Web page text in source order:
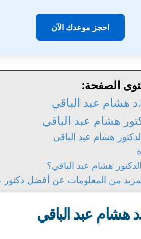
احجز موعدك الآن
الصفحة:
هشام عبد الباقي
هشام عبد الباقي
هشام عبد الباقي
الدكتور هشام عبد الباقي؟
من المعلومات عن أفضل
هشام عبد الباقي